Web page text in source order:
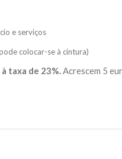
e serviços
colocar-se à cintura)
taxa de 23%. Acrescem 5